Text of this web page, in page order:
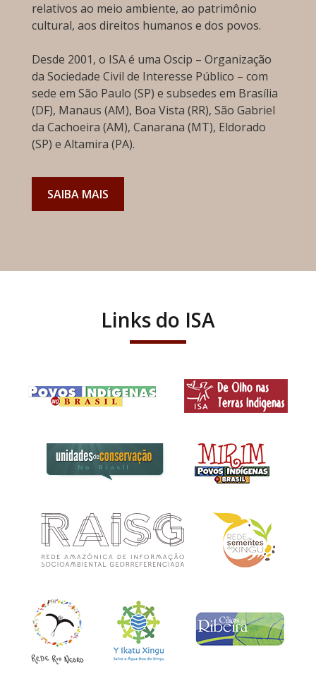
relativos ao meio ambiente, ao patrimônio
cultural, aos direitos humanos e dos povos.
Desde 2001, o ISA é uma Oscip – Organização
da Sociedade Civil de Interesse Público – com
sede em São Paulo (SP) e subsedes em Brasília
(DF), Manaus (AM), Boa Vista (RR), São Gabriel
da Cachoeira (AM), Canarana (MT), Eldorado
(SP) e Altamira (PA).
SAIBA MAIS
Links do ISA